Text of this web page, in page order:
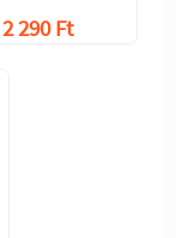
2 290 Ft